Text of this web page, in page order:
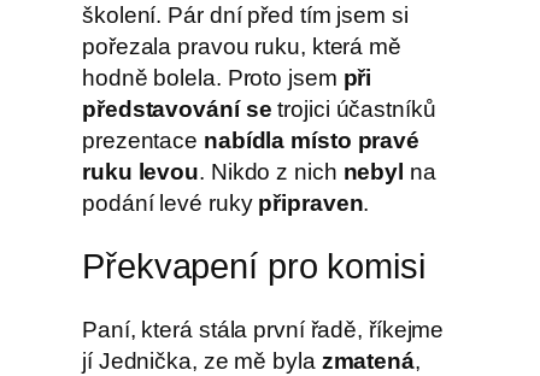
školení. Pár dní před tím jsem si
pořezala pravou ruku, která mě
hodně bolela. Proto jsem při
představování se trojici účastníků
prezentace nabídla místo pravé
ruku levou. Nikdo z nich nebyl na
podání levé ruky připraven.
Překvapení pro komisi
Paní, která stála první řadě, říkejme
jí Jednička, ze mě byla zmatená,